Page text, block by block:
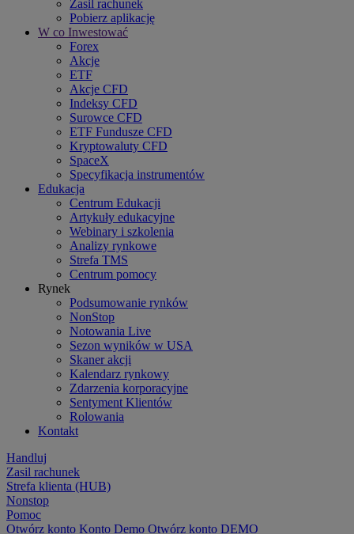
Zasil rachunek
Pobierz aplikację
W co Inwestować
Forex
Akcje
ETF
Akcje CFD
Indeksy CFD
Surowce CFD
ETF Fundusze CFD
Kryptowaluty CFD
SpaceX
Specyfikacja instrumentów
Edukacja
Centrum Edukacji
Artykuły edukacyjne
Webinary i szkolenia
Analizy rynkowe
Strefa TMS
Centrum pomocy
Rynek
Podsumowanie rynków
NonStop
Notowania Live
Sezon wyników w USA
Skaner akcji
Kalendarz rynkowy
Zdarzenia korporacyjne
Sentyment Klientów
Rolowania
Kontakt
Handluj
Zasil rachunek
Strefa klienta (HUB)
Nonstop
Pomoc
Otwórz konto Konto Demo Otwórz konto DEMO